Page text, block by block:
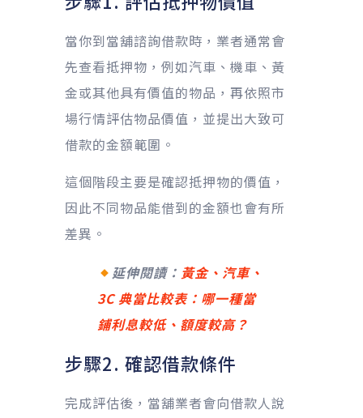
當你到當舖諮詢借款時，業者通常會
先查看抵押物，例如汽車、機車、黃
金或其他具有價值的物品，再依照市
場行情評估物品價值，並提出大致可
借款的金額範圍。
這個階段主要是確認抵押物的價值，
因此不同物品能借到的金額也會有所
差異。
延伸閱讀： 黃金、汽車、
3C 典當比較表：哪一種當
鋪利息較低、額度較高？
步驟2. 確認借款條件
完成評估後，當舖業者會向借款人說